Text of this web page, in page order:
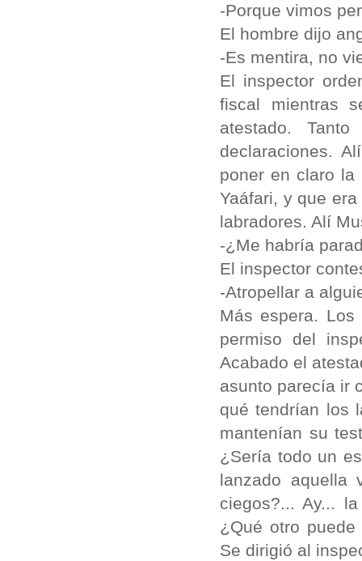
-Porque vimos
El hombre dijo
-Es mentira, no
El inspector
fiscal mientras
atestado.
declaraciones.
poner en claro
Yaáfari, y que
labradores. Alí
-¿Me habría
El inspector
-Atropellar a
Más espera.
permiso del
Acabado el
asunto parecía ir
qué tendrían los
mantenían su
¿Sería todo un
lanzado aquella
ciegos?... Ay...
¿Qué otro
Se dirigió al